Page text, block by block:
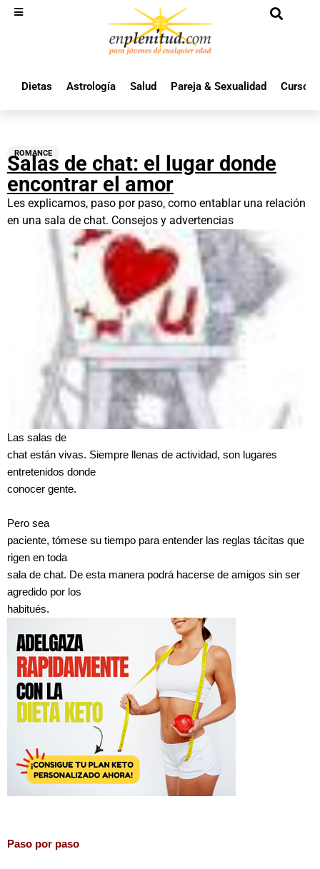
Dietas Astrología Salud Pareja & Sexualidad Cursos
ROMANCE
Salas de chat: el lugar donde
encontrar el amor
Les explicamos, paso por paso, como entablar una relación
en una sala de chat. Consejos y advertencias
Las salas de
chat están vivas. Siempre llenas de actividad, son lugares
entretenidos donde
conocer gente.
Pero sea
paciente, tómese su tiempo para entender las reglas tácitas que
rigen en toda
sala de chat. De esta manera podrá hacerse de amigos sin ser
agredido por los
habitués.
Paso por paso